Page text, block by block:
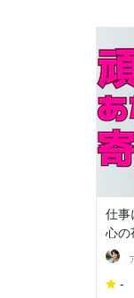
仕事
心の
-